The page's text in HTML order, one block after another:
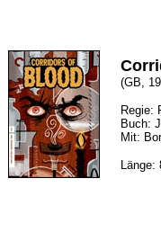
(GB,
Regie:
Buch:
Mit:
Länge: